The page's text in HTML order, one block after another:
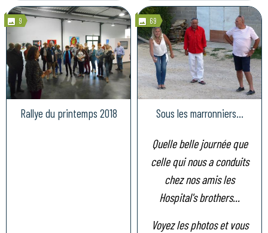
9
Rallye du printemps 2018
69
Sous les marronniers...
Quelle belle journée que
celle qui nous a conduits
chez nos amis les
Hospital's brothers...
Voyez les photos et vous